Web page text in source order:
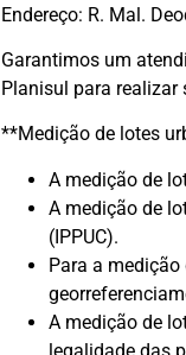
Endereço: R. Mal.
Garantimos um
Planisul para realizar
**Medição de lotes
A medição de
A medição de
(IPPUC).
Para a
A medição de